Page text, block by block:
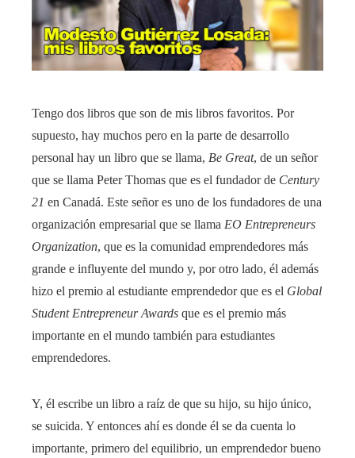
Tengo dos libros que son de mis libros favoritos. Por
supuesto, hay muchos pero en la parte de desarrollo
personal hay un libro que se llama, Be Great, de un señor
que se llama Peter Thomas que es el fundador de Century
21 en Canadá. Este señor es uno de los fundadores de una
organización empresarial que se llama EO Entrepreneurs
Organization, que es la comunidad emprendedores más
grande e influyente del mundo y, por otro lado, él además
hizo el premio al estudiante emprendedor que es el Global
Student Entrepreneur Awards que es el premio más
importante en el mundo también para estudiantes
emprendedores.
Y, él escribe un libro a raíz de que su hijo, su hijo único,
se suicida. Y entonces ahí es donde él se da cuenta lo
importante, primero del equilibrio, un emprendedor bueno